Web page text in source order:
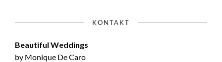
KONTAKT
Beautiful Weddings
by Monique De Caro